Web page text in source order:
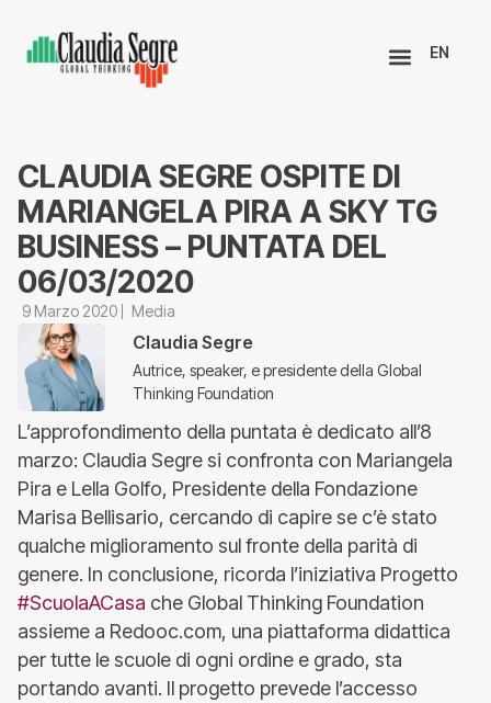
EN
CLAUDIA SEGRE OSPITE DI
MARIANGELA PIRA A SKY TG
BUSINESS – PUNTATA DEL
06/03/2020
9 Marzo 2020 Media
Claudia Segre
Autrice, speaker, e presidente della Global
Thinking Foundation
L’approfondimento della puntata è dedicato all’8
marzo: Claudia Segre si confronta con Mariangela
Pira e Lella Golfo, Presidente della Fondazione
Marisa Bellisario, cercando di capire se c’è stato
qualche miglioramento sul fronte della parità di
genere. In conclusione, ricorda l’iniziativa Progetto
#ScuolaACasa che Global Thinking Foundation
assieme a Redooc.com, una piattaforma didattica
per tutte le scuole di ogni ordine e grado, sta
portando avanti. Il progetto prevede l’accesso